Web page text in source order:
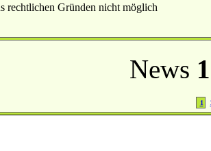
rechtlichen Gründen nicht möglich
News
1